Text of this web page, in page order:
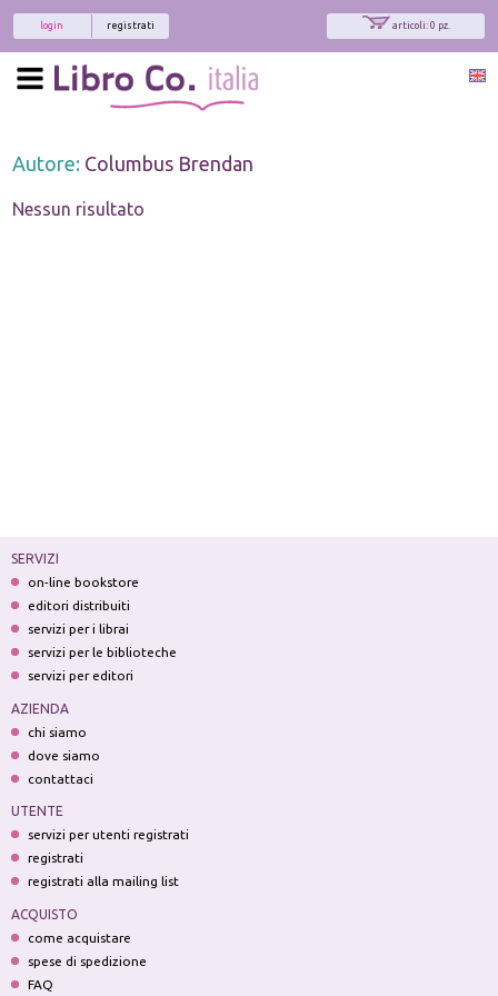
articoli: 0 pz.
registrati
login
Autore: Columbus Brendan
Nessun risultato
SERVIZI
on-line bookstore
editori distribuiti
servizi per i librai
servizi per le biblioteche
servizi per editori
AZIENDA
chi siamo
dove siamo
contattaci
UTENTE
servizi per utenti registrati
registrati
registrati alla mailing list
ACQUISTO
come acquistare
spese di spedizione
FAQ